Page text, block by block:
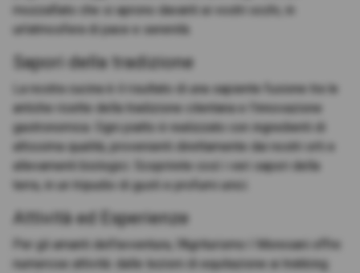
mozzafiato che si aprono davanti ai vostri occhi, in
un'atmosfera di pace e serenità.
Sapori della tradizione
La nostra cucina è il risultato di una sapiente fusione tra le
antiche ricette della tradizione cilentana e l'innovazione
gastronomica. Ogni piatto è realizzato con ingredienti di
altissima qualità, provenienti direttamente dai nostri orti e
allevamenti biologici. Scoprirete così i veri sapori della
terra, in un tripudio di gusti e profumi unici.
Attività ed Esperienze
Per gli amanti dell'avventura, l'Agriturismo I Moresani offre
numerose attività: dalle lezioni di equitazione ai trekking